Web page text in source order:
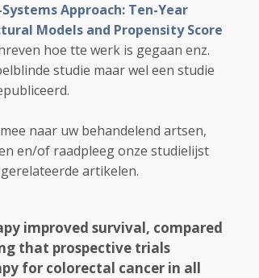
Approach: Ten-Year
Models and Propensity Score
hoe tte werk is gegaan enz.
studie maar wel een studie
naar uw behandelend artsen,
en/of raadpleeg onze studielijst
artikelen.
improved survival, compared
that prospective trials
for colorectal cancer in all